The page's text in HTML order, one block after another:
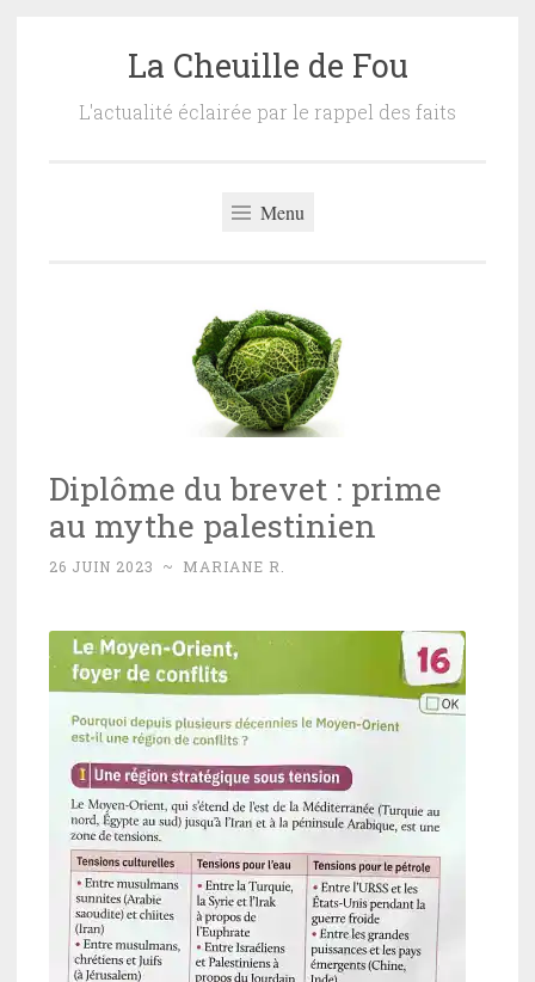
La Cheuille de Fou
L'actualité éclairée par le rappel des faits
Menu
Diplôme du brevet : prime
au mythe palestinien
26 JUIN 2023 ~ MARIANE R.